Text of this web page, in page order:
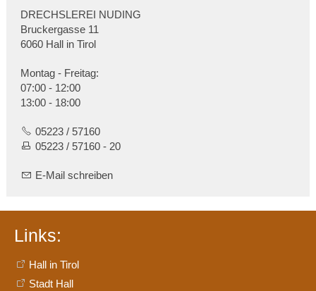
DRECHSLEREI NUDING
Bruckergasse 11
6060 Hall in Tirol
Montag - Freitag:
07:00 - 12:00
13:00 - 18:00
05223 / 57160
05223 / 57160 - 20
E-Mail schreiben
Links:
Hall in Tirol
Stadt Hall